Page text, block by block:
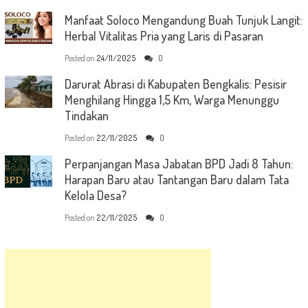
Manfaat Soloco Mengandung Buah Tunjuk Langit:
Herbal Vitalitas Pria yang Laris di Pasaran
Posted on 24/11/2025 0
Darurat Abrasi di Kabupaten Bengkalis: Pesisir
Menghilang Hingga 1,5 Km, Warga Menunggu
Tindakan
Posted on 22/11/2025 0
Perpanjangan Masa Jabatan BPD Jadi 8 Tahun:
Harapan Baru atau Tantangan Baru dalam Tata
Kelola Desa?
Posted on 22/11/2025 0